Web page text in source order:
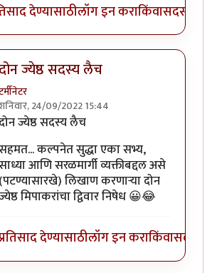
देण्यासाठीलॉग इन कराकिंवासदस्य व्हा
ज्येष्ठ सदस्य लैच
24/09/2022 15:44
reply toदोन ज्येष्ठ सदस्य लैच
ज्येष्ठ सदस्य लैच
कल्पनेत सुद्धा एका सभ्य,
आणि सरळमार्गी व्यक्तीबद्दल असे
(पटण्यासारखे) लिखाण करणाऱ्या दोन
मिपाकरांचा द्विवार निषेध 😀😂
देण्यासाठीलॉग इन कराकिंवासदस्य